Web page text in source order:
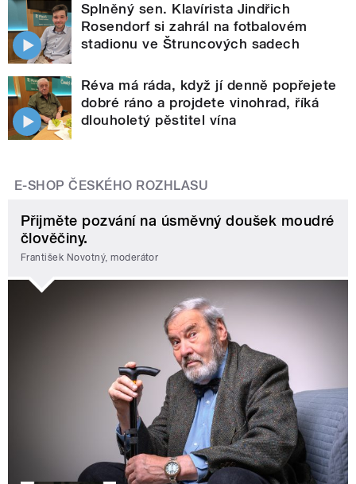
Splněný sen. Klavírista Jindřich
Rosendorf si zahrál na fotbalovém
stadionu ve Štruncových sadech
Réva má ráda, když jí denně popřejete
dobré ráno a projdete vinohrad, říká
dlouholetý pěstitel vína
E-SHOP ČESKÉHO ROZHLASU
Přijměte pozvání na úsměvný doušek moudré
člověčiny.
František Novotný, moderátor